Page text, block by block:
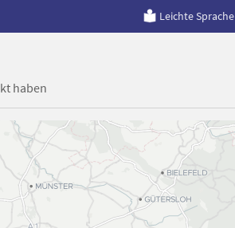
Leichte Sprache
haben